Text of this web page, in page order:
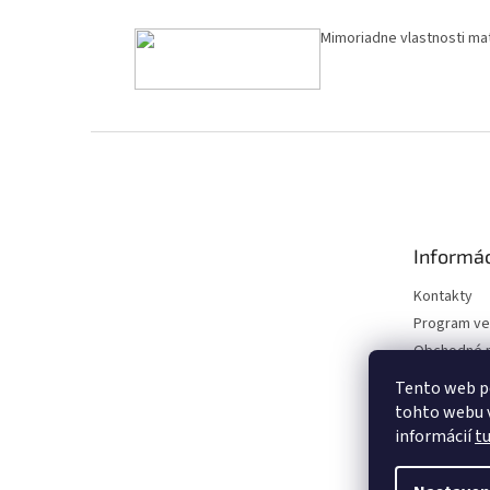
Tento web
tohto webu
informáciítu
Mimoriadne vlastnosti
Kontakty
Program
Obchodné
údajov